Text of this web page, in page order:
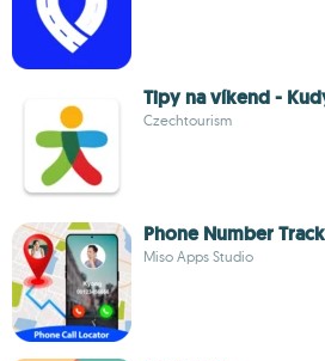
Tipy na víkend -
Czechtourism
Phone Number
Miso Apps Studio